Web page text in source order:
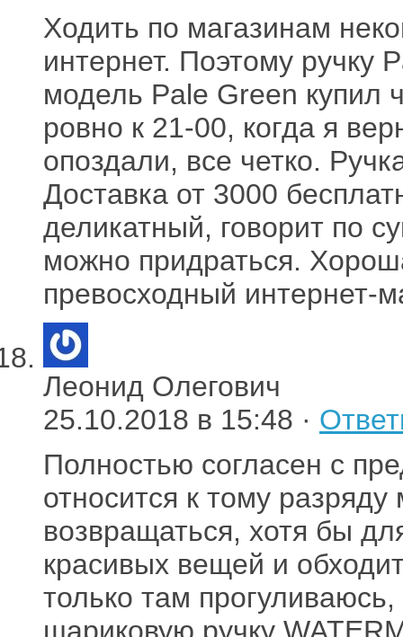
Ходить по магазинам
интернет. Поэтому ручку
модель Pale Green купил
ровно к 21-00, когда я
опоздали, все четко.
Доставка от 3000
деликатный, говорит по
можно придраться.
превосходный интернет-
Леонид Олегович
25.10.2018 в 15:48 ·
Полностью согласен с
относится к тому
возвращаться, хотя бы
красивых вещей и
только там
шариковую ручку